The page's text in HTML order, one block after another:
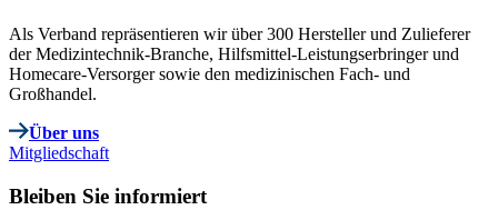
Als Verband repräsentieren wir über 300 Hersteller und Zulieferer
der Medizintechnik-Branche, Hilfsmittel-Leistungserbringer und
Homecare-Versorger sowie den medizinischen Fach- und
Großhandel.
Über uns
Mitgliedschaft
Bleiben Sie informiert